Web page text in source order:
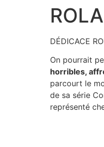
DÉDICACE
On pourrait
horribles,
parcourt le
de sa série
représenté